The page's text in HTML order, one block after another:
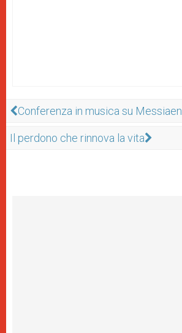
Conferenza in musica su Messiaen
Il perdono che rinnova la vita